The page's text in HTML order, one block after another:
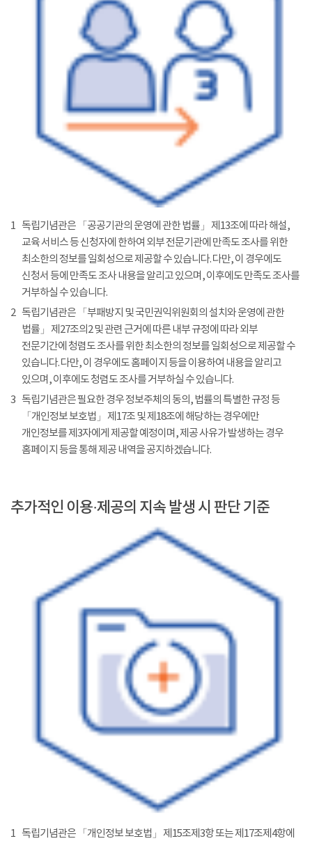
1 독립기념관은 「공공기관의 운영에 관한 법률」 제13조에 따라 해설,
교육 서비스 등 신청자에 한하여 외부 전문기관에 만족도 조사를 위한
최소한의 정보를 일회성으로 제공할 수 있습니다. 다만, 이 경우에도
신청서 등에 만족도 조사 내용을 알리고 있으며, 이후에도 만족도 조사를
거부하실 수 있습니다.
2 독립기념관은 「부패방지 및 국민권익위원회의 설치와 운영에 관한
법률」 제27조의2 및 관련 근거에 따른 내부 규정에 따라 외부
전문기간에 청렴도 조사를 위한 최소한의 정보를 일회성으로 제공할 수
있습니다. 다만, 이 경우에도 홈페이지 등을 이용하여 내용을 알리고
있으며, 이후에도 청렴도 조사를 거부하실 수 있습니다.
3 독립기념관은 필요한 경우 정보주체의 동의, 법률의 특별한 규정 등
「개인정보 보호법」 제17조 및 제18조에 해당하는 경우에만
개인정보를 제3자에게 제공할 예정이며, 제공 사유가 발생하는 경우
홈페이지 등을 통해 제공 내역을 공지하겠습니다.
추가적인 이용·제공의 지속 발생 시 판단 기준
1 독립기념관은 「개인정보 보호법」 제15조제3항 또는 제17조제4항에